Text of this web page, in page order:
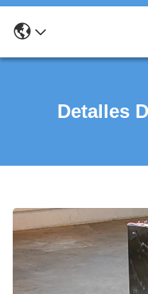
Detalles